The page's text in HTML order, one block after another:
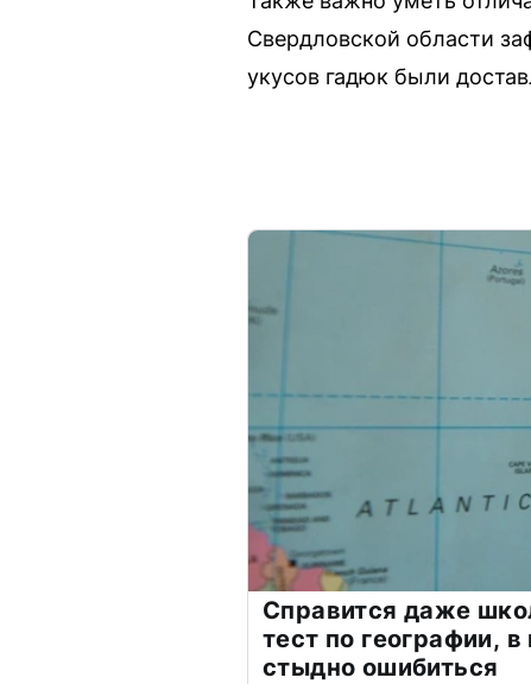
Свердловской области
укусов гадюк были
Справится даже
тест по географии,
стыдно ошибиться